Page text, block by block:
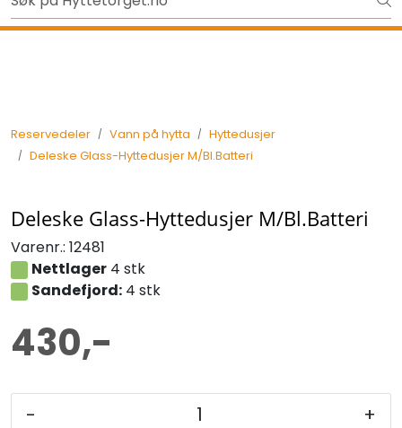
Skip to main contentUt på tur i sommer? Sjekk her først
Reservedeler Vann på hytta
Hyttedusjer
Deleske Glass-Hyttedusjer M/Bl.Batteri
Deleske Glass-Hyttedusjer M/Bl.Batteri
Varenr.: 12481
Nettlager4 stk
Sandefjord:4 stk
430,-
- +
Tilbake